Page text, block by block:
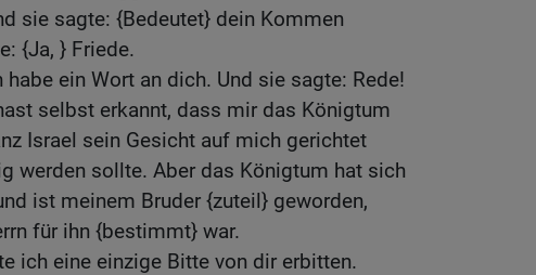
sie sagte: {Bedeutet} dein Kommen
{Ja, } Friede.
habe ein Wort an dich. Und sie sagte: Rede!
selbst erkannt, dass mir das Königtum
Israel sein Gesicht auf mich gerichtet
werden sollte. Aber das Königtum hat sich
ist meinem Bruder {zuteil} geworden,
für ihn {bestimmt} war.
ich eine einzige Bitte von dir erbitten.